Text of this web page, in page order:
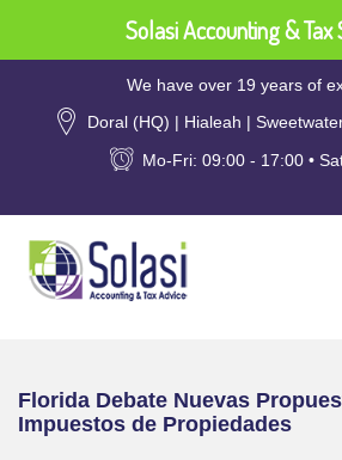
We have over 19 years of
Doral (HQ) | Hialeah |
Mo-Fri: 09:00 - 17:00 •
Florida Debate Nuevas
Impuestos de Propiedades
Solasi Accounting & Tax